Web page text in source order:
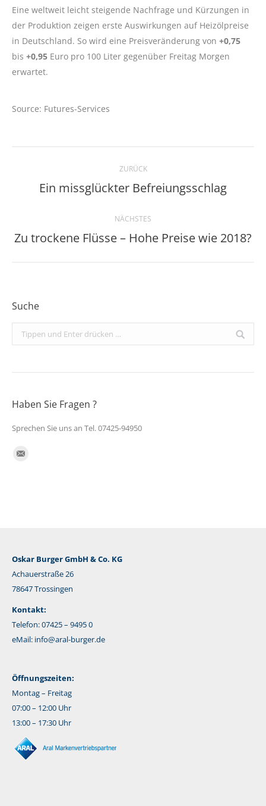
Eine weltweit leicht steigende Nachfrage und Kürzungen in
der Produktion zeigen erste Auswirkungen auf Heizölpreise
in Deutschland. So wird eine Preisveränderung von +0,75
bis +0,95 Euro pro 100 Liter gegenüber Freitag Morgen
erwartet.
Source: Futures-Services
Kommentarnavigation
ZURÜCK
Vorheriger
Ein missglückter Befreiungsschlag
NÄCHSTES
Nächster
Zu trockene Flüsse – Hohe Preise wie 2018?
Suche
Search:
Haben Sie Fragen ?
Sprechen Sie uns an Tel. 07425-94950
Finden Sie uns auf:
Oskar Burger GmbH & Co. KG
Achauerstraße 26
78647 Trossingen
Kontakt:
Telefon: 07425 – 9495 0
eMail: info@aral-burger.de
Öffnungszeiten:
Montag – Freitag
07:00 – 12:00 Uhr
13:00 – 17:30 Uhr